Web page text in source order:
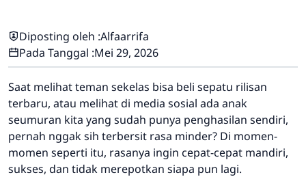
Diposting oleh :Alfaarrifa
Pada Tanggal :Mei 29, 2026
Saat melihat teman sekelas bisa beli sepatu rilisan
terbaru, atau melihat di media sosial ada anak
seumuran kita yang sudah punya penghasilan sendiri,
pernah nggak sih terbersit rasa minder? Di momen-
momen seperti itu, rasanya ingin cepat-cepat mandiri,
sukses, dan tidak merepotkan siapa pun lagi.